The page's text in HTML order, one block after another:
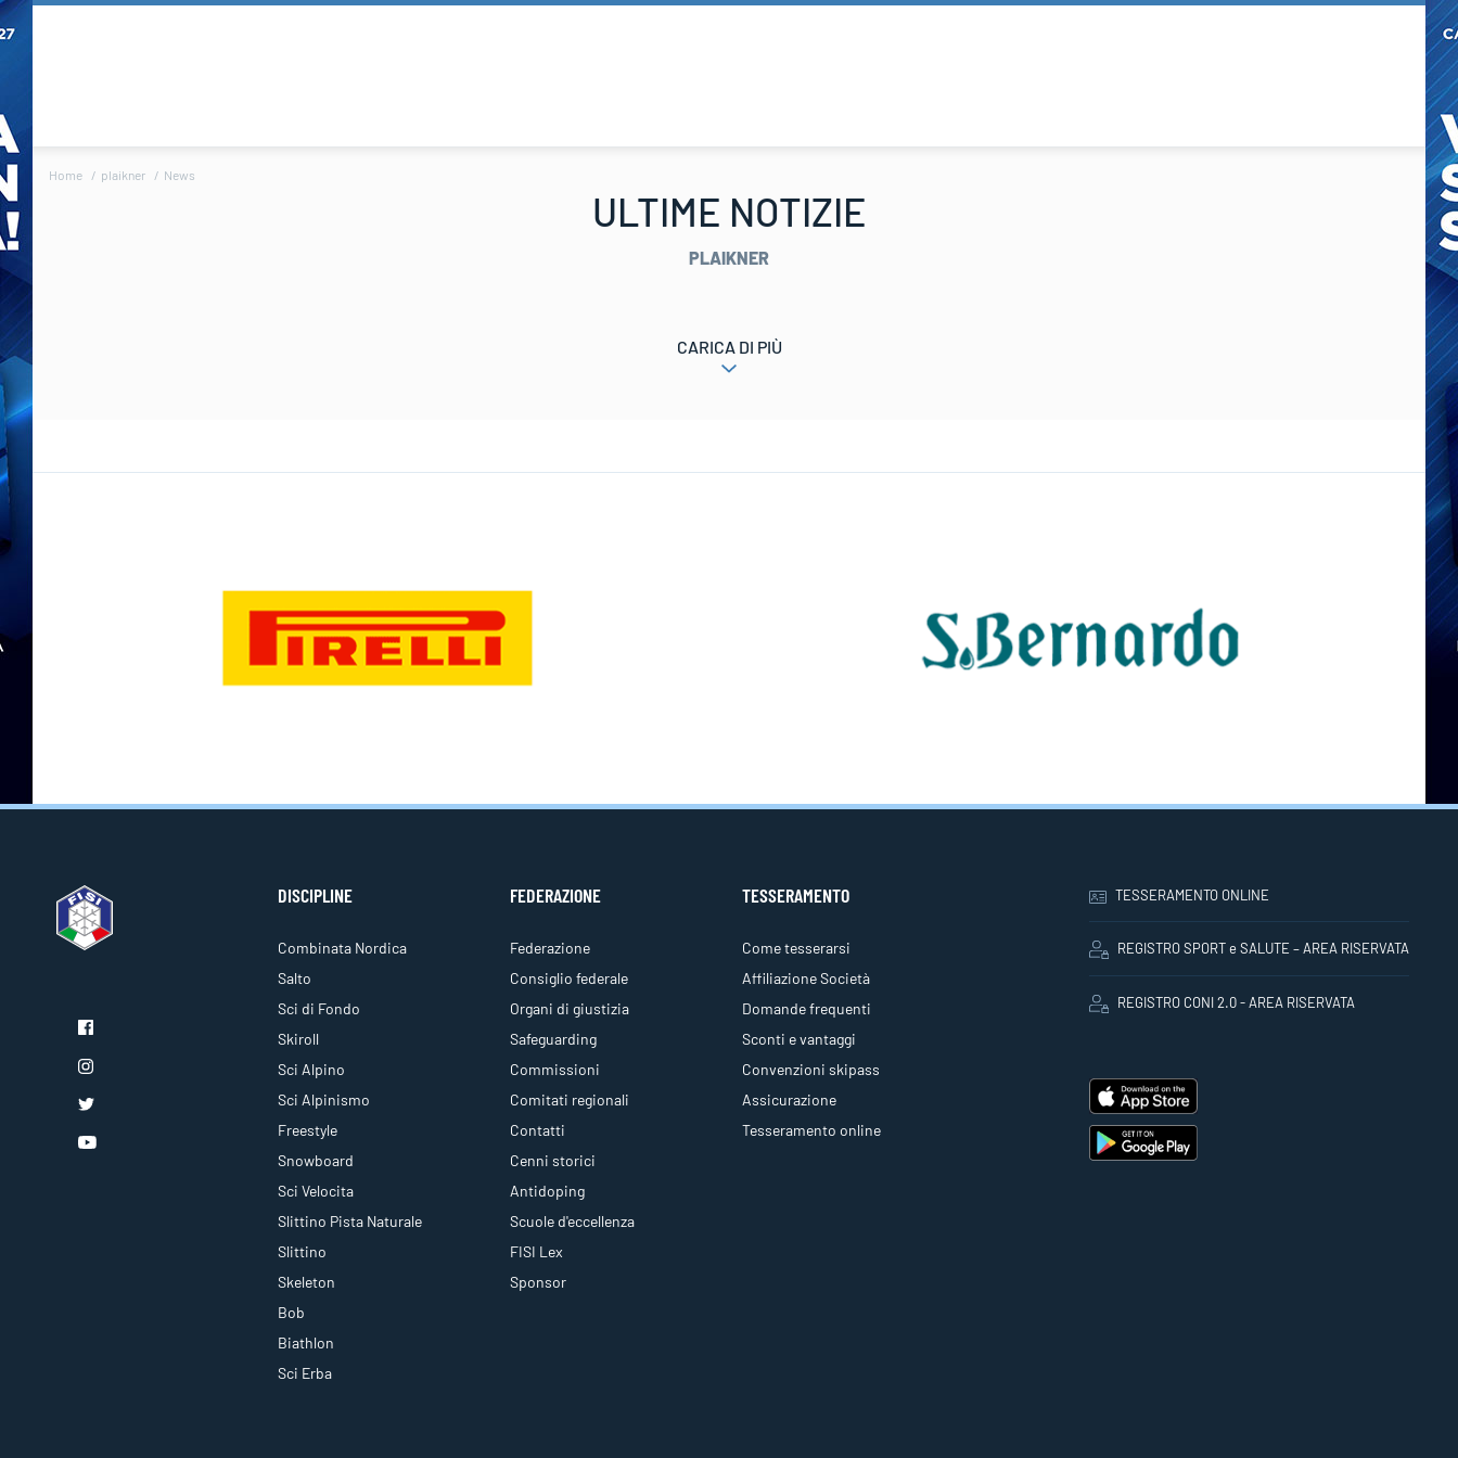
Home plaikner News
ULTIME NOTIZIE
PLAIKNER
CARICA DI PIÙ
DISCIPLINE
Combinata Nordica
Salto
Sci di Fondo
Skiroll
Sci Alpino
Sci Alpinismo
Freestyle
Snowboard
Sci Velocita
Slittino Pista Naturale
Slittino
Skeleton
Bob
Biathlon
Sci Erba
FEDERAZIONE
Federazione
Consiglio federale
Organi di giustizia
Safeguarding
Commissioni
Comitati regionali
Contatti
Cenni storici
Antidoping
Scuole d'eccellenza
FISI Lex
Sponsor
TESSERAMENTO
Come tesserarsi
Affiliazione Società
Domande frequenti
Sconti e vantaggi
Convenzioni skipass
Assicurazione
Tesseramento online
TESSERAMENTO ONLINE
REGISTRO SPORT e SALUTE – AREA RISERVATA
REGISTRO CONI 2.0 - AREA RISERVATA